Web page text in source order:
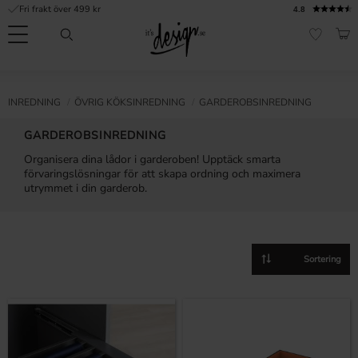
Meny
4.8
Fri frakt över 499 kr
INREDNING ÖVRIG KÖKSINREDNING GARDEROBSINREDNING
GARDEROBSINREDNING
Organisera dina lådor i garderoben! Upptäck smarta
förvaringslösningar för att skapa ordning och maximera
utrymmet i din garderob.
Vanliga frågor
Inspiration & Tips
sidor |